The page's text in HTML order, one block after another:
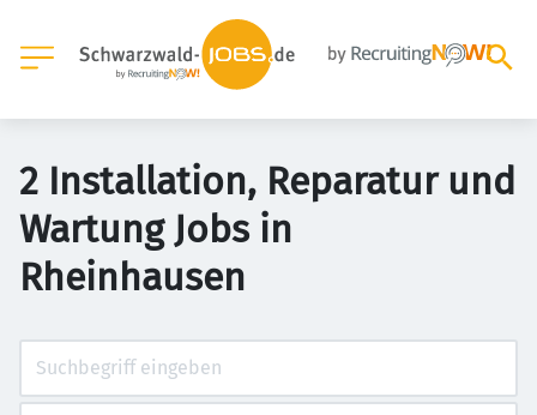
2 Installation, Reparatur und
Wartung Jobs in
Rheinhausen